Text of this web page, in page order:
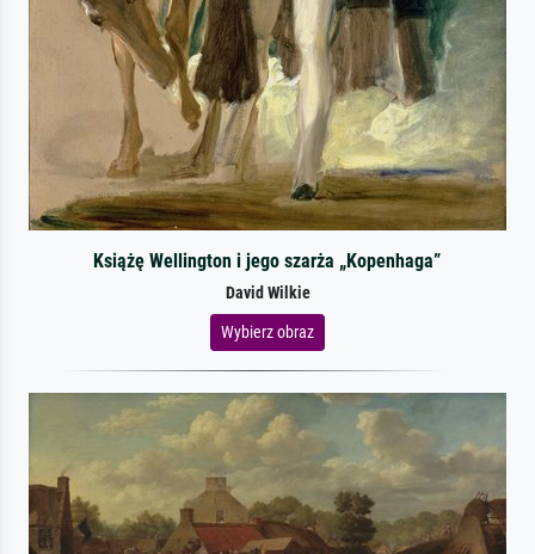
Książę Wellington i jego szarża „Kopenhaga”
David Wilkie
Wybierz obraz